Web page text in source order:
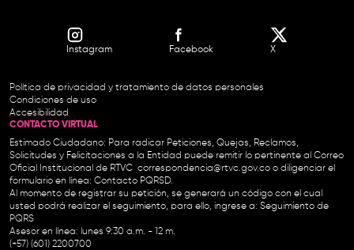
Instagram Facebook X
Política de privacidad y tratamiento de datos personales
Condiciones de uso
Accesibilidad
CONTACTO VIRTUAL
Estimado Ciudadano: Para radicar Peticiones, Quejas, Reclamos,
Solicitudes y Felicitaciones a la Entidad puede remitir lo pertinente al Correo
Oficial Institucional de RTVC correspondencia@rtvc.gov.co o diligenciar el
formulario en línea: Contacto PQRSD.
Al momento de registrar su petición, se generará un código con el cual
usted podrá realizar el seguimiento, para ello, ingrese a: Seguimiento de
PQRS
Asesor en línea: lunes 9:30 a.m. - 12 m.
(+57) (601) 2200700